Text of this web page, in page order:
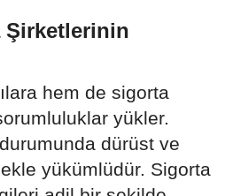
Şirketlerinin
hem de sigorta
yükler.
dürüst ve
yükümlüdür. Sigorta